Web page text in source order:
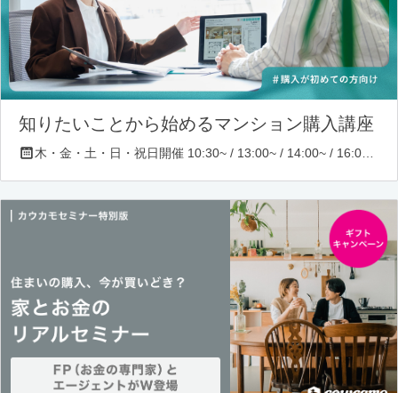
知りたいことから始めるマンション購入講座